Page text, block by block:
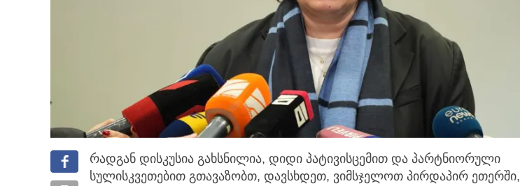
რადგან დისკუსია გახსნილია, დიდი პატივისცემით და პარტნიორული
სულისკვეთებით გთავაზობთ, დავსხდეთ, ვიმსჯელოთ პირდაპირ ეთერში,